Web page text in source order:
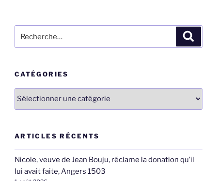
pour
CATÉGORIES
Catégories
ARTICLES RÉCENTS
Nicole, veuve de Jean Bouju, réclame la donation qu’il
lui avait faite, Angers 1503